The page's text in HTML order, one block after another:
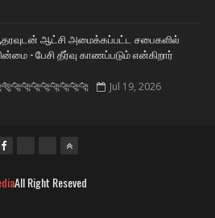
ஆதரவுடன் ஆட்சி அமைக்கப்பட்ட சபைகளில்
- பேசி தீர்வு காணப்படும் என்கிறார்
Jul 19, 2026
All Right Reseved